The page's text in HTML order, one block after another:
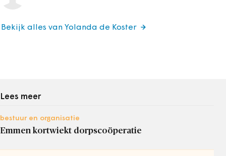
Bekijk alles van Yolanda de Koster
Lees meer
bestuur en organisatie
Emmen kortwiekt dorpscoöperatie